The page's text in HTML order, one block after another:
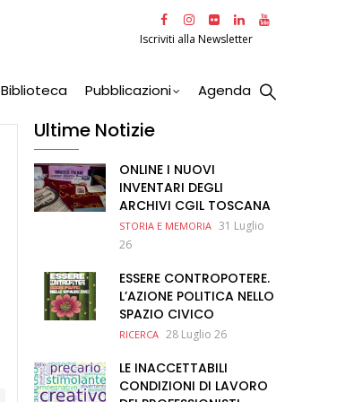
Iscriviti alla Newsletter
Biblioteca Pubblicazioni Agenda
Ultime Notizie
ONLINE I NUOVI
INVENTARI DEGLI
ARCHIVI CGIL TOSCANA
STORIA E MEMORIA 31 Luglio
26
ESSERE CONTROPOTERE.
L’AZIONE POLITICA NELLO
SPAZIO CIVICO
RICERCA 28 Luglio 26
LE INACCETTABILI
CONDIZIONI DI LAVORO